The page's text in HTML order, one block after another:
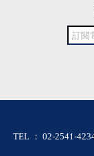
TEL ： 02-2541-